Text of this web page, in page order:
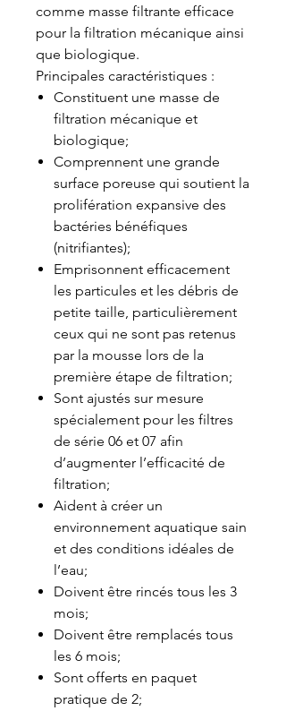
comme masse filtrante efficace
pour la filtration mécanique ainsi
que biologique.
Principales caractéristiques :
Constituent une masse de
filtration mécanique et
biologique;
Comprennent une grande
surface poreuse qui soutient la
prolifération expansive des
bactéries bénéfiques
(nitrifiantes);
Emprisonnent efficacement
les particules et les débris de
petite taille, particulièrement
ceux qui ne sont pas retenus
par la mousse lors de la
première étape de filtration;
Sont ajustés sur mesure
spécialement pour les filtres
de série 06 et 07 afin
d’augmenter l’efficacité de
filtration;
Aident à créer un
environnement aquatique sain
et des conditions idéales de
l’eau;
Doivent être rincés tous les 3
mois;
Doivent être remplacés tous
les 6 mois;
Sont offerts en paquet
pratique de 2;